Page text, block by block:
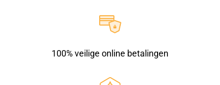
100% veilige online betalingen